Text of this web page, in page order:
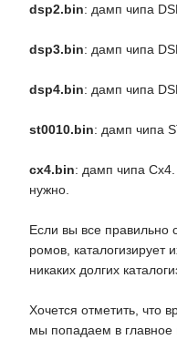
dsp2.bin: дамп чипа
dsp3.bin: дамп чипа
dsp4.bin: дамп чипа
st0010.bin: дамп чипа
cx4.bin: дамп чипа
нужно.
Если вы все правильно
ромов,
никаких долгих
Хочется отметить, что
мы попадаем в главное